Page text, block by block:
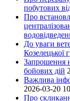
побутових
Про
До уваги
Козелецької
Запрошення
бойових дій
Важлива
2026-03-20
Про